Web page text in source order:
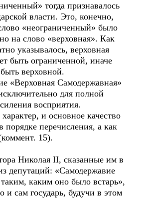
тогда признавалось
власти. Это, конечно,
«неограниченный» было
на слово «верховная». Как
указывалось, верховная
быть ограниченной, иначе
верховной.
«Верховная Самодержавная»
для полной
восприятия.
и основное качество
порядке перечисления, а как
15).
Николая II, сказанные им в
депутаций: «Самодержавие
таким, каким оно было встарь»,
и сам государь, будучи в этом